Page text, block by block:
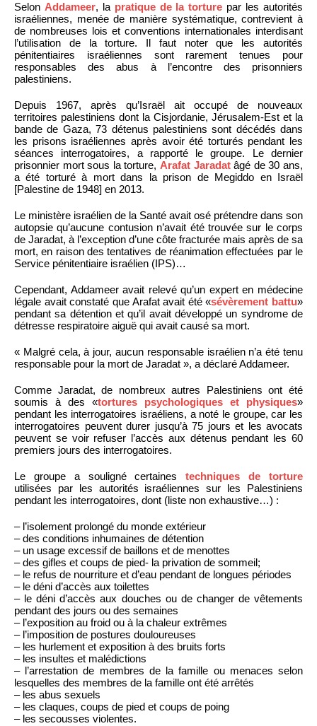
Selon Addameer, la pratique de la torture par les autorités
israéliennes, menée de manière systématique, contrevient à
de nombreuses lois et conventions internationales interdisant
l’utilisation de la torture. Il faut noter que les autorités
pénitentiaires israéliennes sont rarement tenues pour
responsables des abus à l’encontre des prisonniers
palestiniens.
Depuis 1967, après qu’Israël ait occupé de nouveaux
territoires palestiniens dont la Cisjordanie, Jérusalem-Est et la
bande de Gaza, 73 détenus palestiniens sont décédés dans
les prisons israéliennes après avoir été torturés pendant les
séances interrogatoires, a rapporté le groupe. Le dernier
prisonnier mort sous la torture, Arafat Jaradatâgé de 30 ans,
a été torturé à mort dans la prison de Megiddo en Israël
[Palestine de 1948] en 2013.
Le ministère israélien de la Santé avait osé prétendre dans son
autopsie qu’aucune contusion n’avait été trouvée sur le corps
de Jaradat, à l’exception d’une côte fracturée mais après de sa
mort, en raison des tentatives de réanimation effectuées par le
Service pénitentiaire israélien (IPS)…
Cependant, Addameer avait relevé qu’un expert en médecine
légale avait constaté que Arafat avait été «sévèrement battu»
pendant sa détention et qu’il avait développé un syndrome de
détresse respiratoire aiguë qui avait causé sa mort.
« Malgré cela, à jour, aucun responsable israélien n’a été tenu
responsable pour la mort de Jaradat », a déclaré Addameer.
Comme Jaradat, de nombreux autres Palestiniens ont été
soumis à des «tortures psychologiques et physiques»
pendant les interrogatoires israéliens, a noté le groupe, car les
interrogatoires peuvent durer jusqu’à 75 jours et les avocats
peuvent se voir refuser l’accès aux détenus pendant les 60
premiers jours des interrogatoires.
Le groupe a souligné certainestechniques de torture
utilisées par les autorités israéliennes sur les Palestiniens
pendant les interrogatoires, dont (liste non exhaustive…) :
– l’isolement prolongé du monde extérieur
– des conditions inhumaines de détention
– un usage excessif de baillons et de menottes
– des gifles et coups de pied- la privation de sommeil;
– le refus de nourriture et d’eau pendant de longues périodes
– le déni d’accès aux toilettes
– le déni d’accès aux douches ou de changer de vêtements
pendant des jours ou des semaines
– l’exposition au froid ou à la chaleur extrêmes
– l’imposition de postures douloureuses
– les hurlement et exposition à des bruits forts
– les insultes et malédictions
– l’arrestation de membres de la famille ou menaces selon
lesquelles des membres de la famille ont été arrêtés
– les abus sexuels
– les claques, coups de pied et coups de poing
– les secousses violentes.